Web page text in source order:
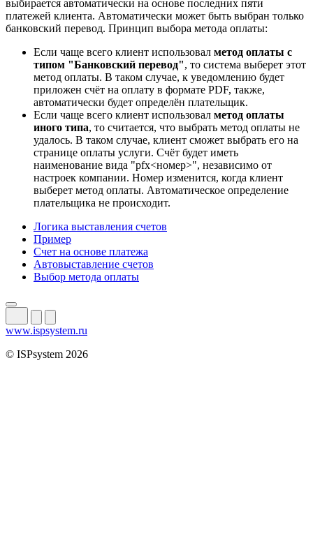
выбирается автоматически на основе последних пяти
платежей клиента. Автоматически может быть выбран только
банковский перевод. Принцип выбора метода оплаты:
Если чаще всего клиент использовал метод оплаты с
типом "Банковский перевод", то система выберет этот
метод оплаты. В таком случае, к уведомлению будет
приложен счёт на оплату в формате PDF, также,
автоматически будет определён плательщик.
Если чаще всего клиент использовал метод оплаты
иного типа, то считается, что выбрать метод оплаты не
удалось. В таком случае, клиент сможет выбрать его на
странице оплаты услуги. Счёт будет иметь
наименование вида "pfx<номер>", независимо от
настроек компании. Номер изменится, когда клиент
выберет метод оплаты. Автоматическое определение
плательщика не происходит.
Логика выставления счетов
Пример
Счет на основе платежа
Автовыставление счетов
Выбор метода оплаты
www.ispsystem.ru
© ISPsystem 2026